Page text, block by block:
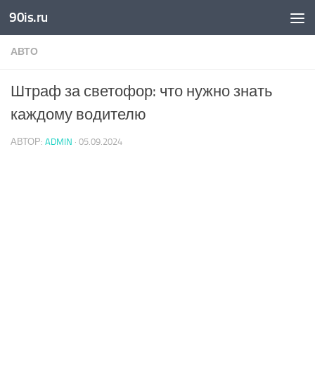
Skip to content
90is.ru
АВТО
Штраф за светофор: что нужно знать
каждому водителю
АВТОР: ADMIN · 05.09.2024